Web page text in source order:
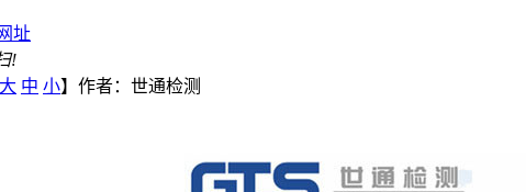
址
!
大 中 小】 作者：世通检测